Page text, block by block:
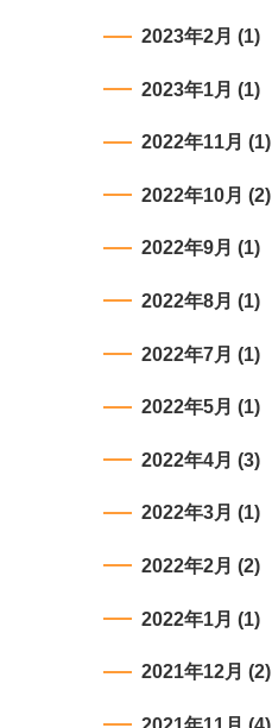
2023年2月 (1)
2023年1月 (1)
2022年11月 (1)
2022年10月 (2)
2022年9月 (1)
2022年8月 (1)
2022年7月 (1)
2022年5月 (1)
2022年4月 (3)
2022年3月 (1)
2022年2月 (2)
2022年1月 (1)
2021年12月 (2)